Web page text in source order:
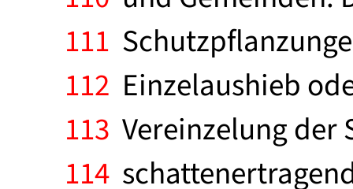
111
112 Einzelaushieb
113 Vereinzelung der
114